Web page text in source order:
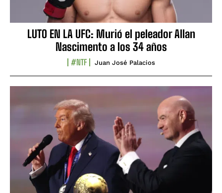
LUTO EN LA UFC: Murió el peleador Allan
Nascimento a los 34 años
#NTF Juan José Palacios